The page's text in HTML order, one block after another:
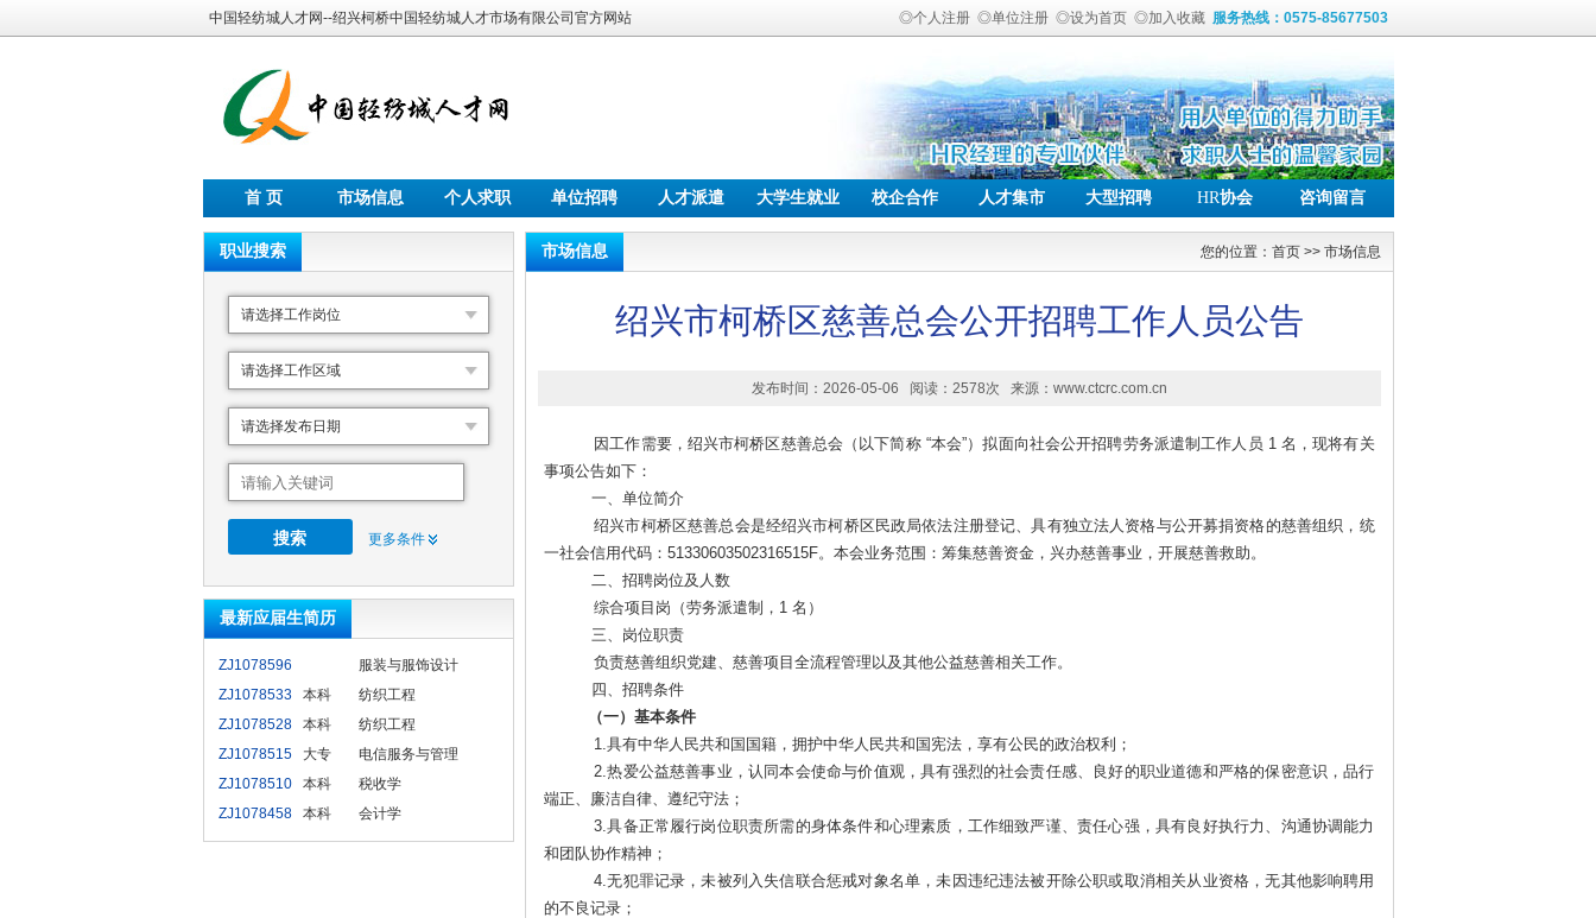
中国轻纺城人才网--绍兴柯桥中国轻纺城人才市场有限公司官方网站 ◎个人注册 ◎单位注册 ◎设为首页 ◎加入收藏 服务热线：0575-85677503
首 页 市场信息 个人求职 单位招聘 人才派遣 大学生就业 校企合作 人才集市 大型招聘 HR协会 咨询留言
职业搜索
请选择工作岗位
请选择工作区域
请选择发布日期
更多条件
最新应届生简历
ZJ1078596
服装与服饰设计
ZJ1078533
本科
纺织工程
ZJ1078528
本科
纺织工程
ZJ1078515
大专
电信服务与管理
ZJ1078510
本科
税收学
ZJ1078458
本科 会计学
市场信息 您的位置： 首页>> 市场信息
绍兴市柯桥区慈善总会公开招聘工作人员公告
发布时间：2026-05-06 阅读：2578次 来源：www.ctcrc.com.cn
因工作需要，绍兴市柯桥区慈善总会（以下简称 “本会”）拟面向社会公开招聘劳务派遣制工作人员 1 名，现将有关
事项公告如下：
一、单位简介
绍兴市柯桥区慈善总会是经绍兴市柯桥区民政局依法注册登记、具有独立法人资格与公开募捐资格的慈善组织，统
一社会信用代码： 51330603502316515F。本会业务范围：筹集慈善资金，兴办慈善事业，开展慈善救助。
二、招聘岗位及人数
综合项目岗（劳务派遣制， 1 名）
三、岗位职责
负责慈善组织党建、慈善项目全流程管理以及其他公益慈善相关工作。
四、招聘条件
（一）基本条件
1.具有中华人民共和国国籍，拥护中华人民共和国宪法，享有公民的政治权利；
2.热爱公益慈善事业，认同本会使命与价值观，具有强烈的社会责任感、良好的职业道德和严格的保密意识，品行
端正、廉洁自律、遵纪守法；
3.具备正常履行岗位职责所需的身体条件和心理素质，工作细致严谨、责任心强，具有良好执行力、沟通协调能力
和团队协作精神；
4.无犯罪记录，未被列入失信联合惩戒对象名单，未因违纪违法被开除公职或取消相关从业资格，无其他影响聘用
的不良记录；